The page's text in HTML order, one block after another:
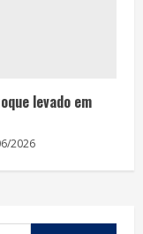
levado em
2026